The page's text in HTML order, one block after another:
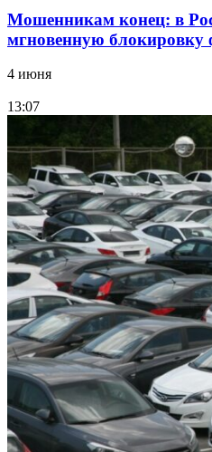
Мошенникам конец: в
мгновенную
4 июня
13:07